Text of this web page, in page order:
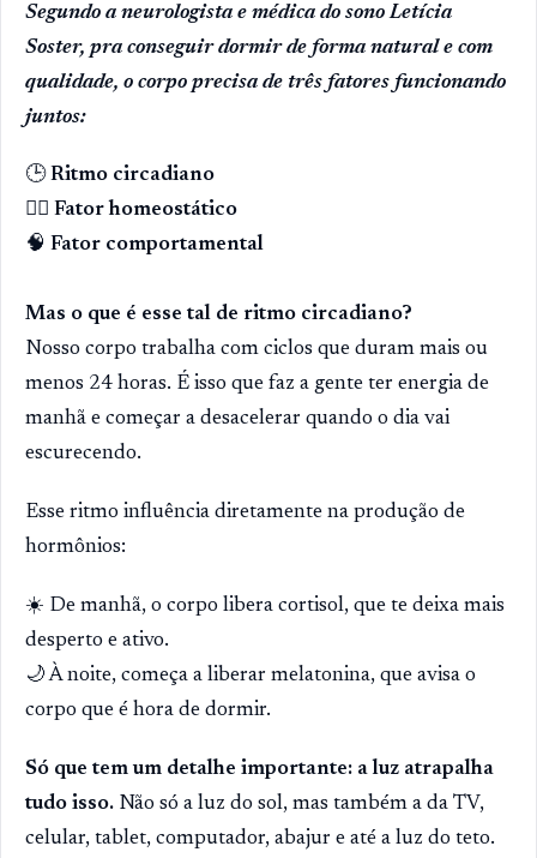
Segundo a neurologista e médica do sono Letícia
Soster, pra conseguir dormir de forma natural e com
qualidade, o corpo precisa de três fatores funcionando
juntos:
🕒Ritmo circadiano
😮‍💨 Fator homeostático
🧠 Fator comportamental
Mas o que é esse tal de ritmo circadiano?
Nosso corpo trabalha com ciclos que duram mais ou
menos 24 horas. É isso que faz a gente ter energia de
manhã e começar a desacelerar quando o dia vai
escurecendo.⠀
Esse ritmo influência diretamente na produção de
hormônios:
☀️ De manhã, o corpo libera cortisol, que te deixa mais
desperto e ativo.
🌙 À noite, começa a liberar melatonina, que avisa o
corpo que é hora de dormir.
Só que tem um detalhe importante: a luz atrapalha
tudo isso. Não só a luz do sol, mas também a da TV,
celular, tablet, computador, abajur e até a luz do teto.